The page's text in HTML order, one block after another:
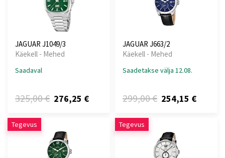
JAGUAR J1049/3
Käekell - Mehed
Saadaval
325,00 € 276,25 €
JAGUAR J663/2
Käekell - Mehed
Saadetakse välja 12.08.
299,00 € 254,15 €
Tegevus Tegevus